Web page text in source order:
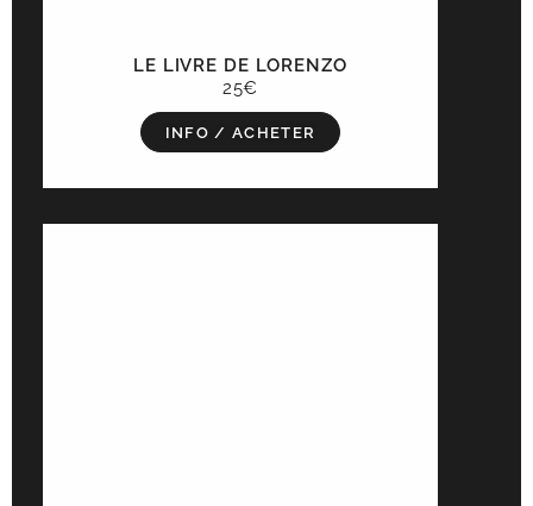
LE LIVRE DE LORENZO
25€
INFO / ACHETER